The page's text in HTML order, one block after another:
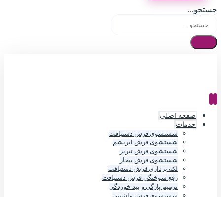
جستجو...
صفحه اصلی
خدمات
شستشوی فرش دستبافت
شستشوی فرش ابریشم
شستشوی فرش تبریز
شستشوی فرش بیجار
لکه برداری فرش دستبافت
رفع سوختگی فرش دستبافت
ترمیم پارگی و بید خوردگی
شستشوی فرش ماشینی